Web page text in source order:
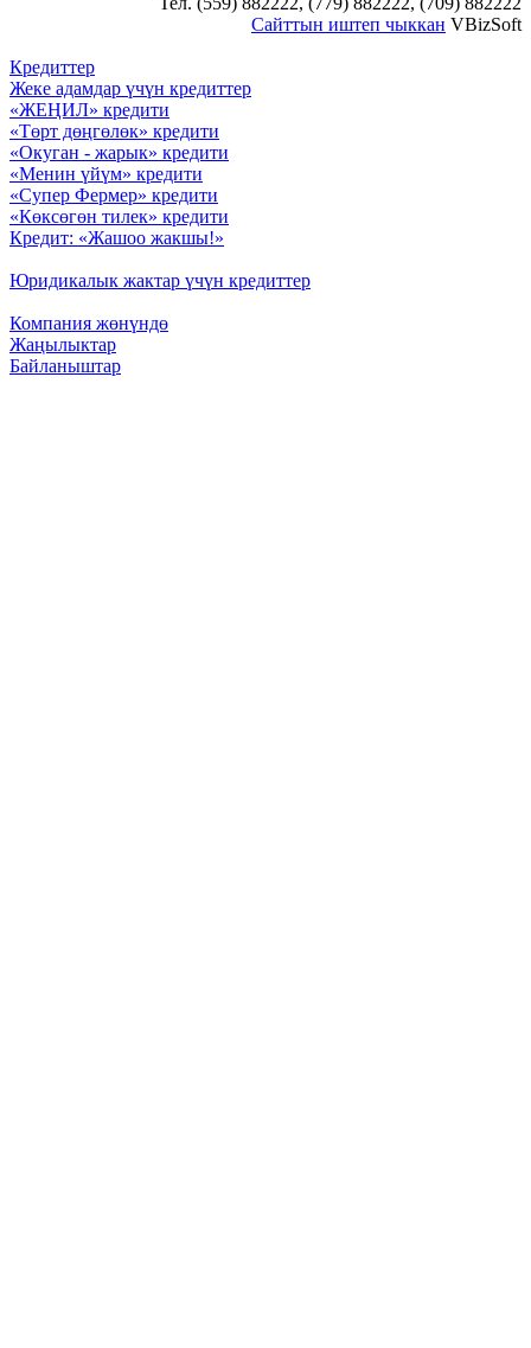
Сайттын иштеп чыккан VBizSoft
Кредиттер
Жеке адамдар үчүн кредиттер
«ЖЕҢИЛ» кредити
«Төрт дөңгөлөк» кредити
«Окуган - жарык» кредити
«Менин үйүм» кредити
«Супер Фермер» кредити
«Көксөгөн тилек» кредити
Кредит: «Жашоо жакшы!»
Юридикалык жактар үчүн кредиттер
Компания жөнүндө
Жаңылыктар
Байланыштар